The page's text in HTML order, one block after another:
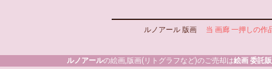
ルノアール 版画 当 画廊 一押しの作
ルノアールの絵画,版画(リトグラフなど)のご売却は絵画 委託